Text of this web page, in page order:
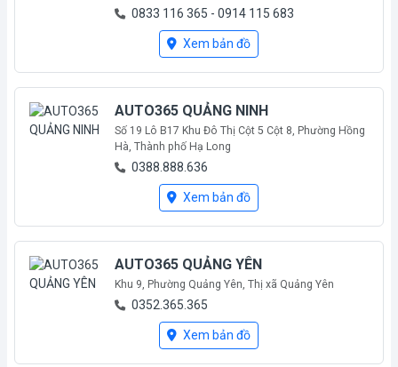
0833 116 365 - 0914 115 683
Xem bản đồ
AUTO365 QUẢNG NINH
Số 19 Lô B17 Khu Đô Thị Cột 5 Cột 8, Phường Hồng
Hà, Thành phố Hạ Long
0388.888.636
Xem bản đồ
AUTO365 QUẢNG YÊN
Khu 9, Phường Quảng Yên, Thị xã Quảng Yên
0352.365.365
Xem bản đồ